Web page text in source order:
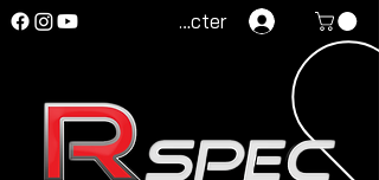
Se connecter